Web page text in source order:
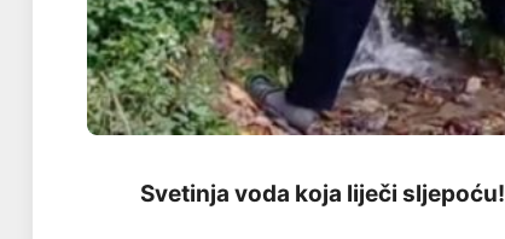
Svetinja voda koja liječi sljepoću!